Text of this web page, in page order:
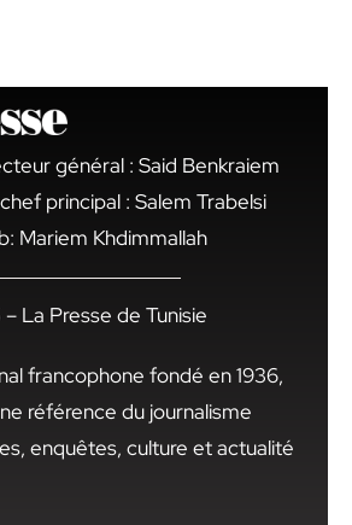
général : Said Benkraiem
principal : Salem Trabelsi
Mariem Khdimmallah
La Presse de Tunisie
francophone fondé en 1936,
référence du journalisme
enquêtes, culture et actualité